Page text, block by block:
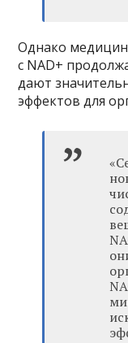
Однако
с NAD+
дают
эффектов для